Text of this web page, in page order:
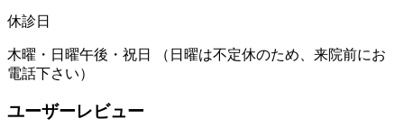
休診日
木曜・日曜午後・祝日 （日曜は不定休のため、来院前にお
電話下さい）
ユーザーレビュー